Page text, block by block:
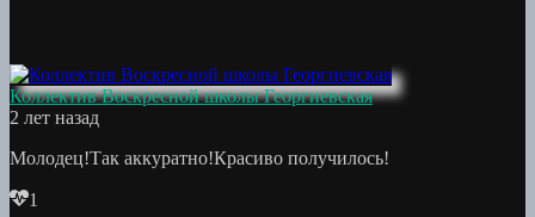
Коллектив Воскресной школы Георгиевская
2 лет назад
Молодец!Так аккуратно!Красиво получилось!
1